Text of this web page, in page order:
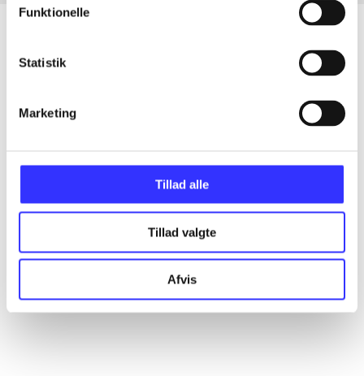
Funktionelle
Statistik
Marketing
Tillad alle
Tillad valgte
Afvis
Alle registrerede artikler fordelt på udgivelser
...
...
...